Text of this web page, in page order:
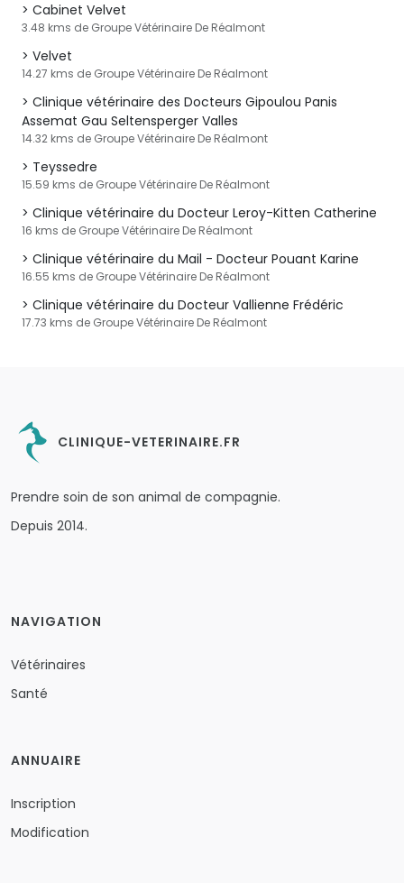
Cabinet Velvet
3.48 kms de Groupe Vétérinaire De Réalmont
Velvet
14.27 kms de Groupe Vétérinaire De Réalmont
Clinique vétérinaire des Docteurs Gipoulou Panis
Assemat Gau Seltensperger Valles
14.32 kms de Groupe Vétérinaire De Réalmont
Teyssedre
15.59 kms de Groupe Vétérinaire De Réalmont
Clinique vétérinaire du Docteur Leroy-Kitten Catherine
16 kms de Groupe Vétérinaire De Réalmont
Clinique vétérinaire du Mail - Docteur Pouant Karine
16.55 kms de Groupe Vétérinaire De Réalmont
Clinique vétérinaire du Docteur Vallienne Frédéric
17.73 kms de Groupe Vétérinaire De Réalmont
CLINIQUE-VETERINAIRE.FR
Prendre soin de son animal de compagnie.
Depuis 2014.
NAVIGATION
Vétérinaires
Santé
ANNUAIRE
Inscription
Modification